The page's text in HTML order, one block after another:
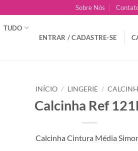
Sobre Nós
TUDO
ENTRAR / CADASTRE-SE
INÍCIO / LINGERIE /
Calcinha Ref
Calcinha Cintura Média